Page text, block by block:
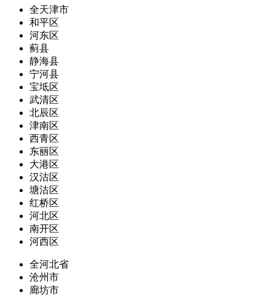
全天津市
和平区
河东区
蓟县
静海县
宁河县
宝坻区
武清区
北辰区
津南区
西青区
东丽区
大港区
汉沽区
塘沽区
红桥区
河北区
南开区
河西区
全河北省
沧州市
廊坊市